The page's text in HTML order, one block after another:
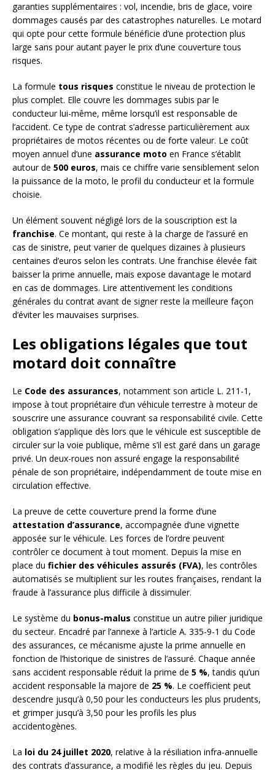
garanties supplémentaires : vol, incendie, bris de glace, voire
dommages causés par des catastrophes naturelles. Le motard
qui opte pour cette formule bénéficie d’une protection plus
large sans pour autant payer le prix d’une couverture tous
risques.
La formule tous risques constitue le niveau de protection le
plus complet. Elle couvre les dommages subis par le
conducteur lui-même, même lorsqu’il est responsable de
l’accident. Ce type de contrat s’adresse particulièrement aux
propriétaires de motos récentes ou de forte valeur. Le coût
moyen annuel d’une assurance moto en France s’établit
autour de 500 euros, mais ce chiffre varie sensiblement selon
la puissance de la moto, le profil du conducteur et la formule
choisie.
Un élément souvent négligé lors de la souscription est la
franchise. Ce montant, qui reste à la charge de l’assuré en
cas de sinistre, peut varier de quelques dizaines à plusieurs
centaines d’euros selon les contrats. Une franchise élevée fait
baisser la prime annuelle, mais expose davantage le motard
en cas de dommages. Lire attentivement les conditions
générales du contrat avant de signer reste la meilleure façon
d’éviter les mauvaises surprises.
Les obligations légales que tout
motard doit connaître
Le Code des assurances, notamment son article L. 211-1,
impose à tout propriétaire d’un véhicule terrestre à moteur de
souscrire une assurance couvrant sa responsabilité civile. Cette
obligation s’applique dès lors que le véhicule est susceptible de
circuler sur la voie publique, même s’il est garé dans un garage
privé. Un deux-roues non assuré engage la responsabilité
pénale de son propriétaire, indépendamment de toute mise en
circulation effective.
La preuve de cette couverture prend la forme d’une
attestation d’assurance, accompagnée d’une vignette
apposée sur le véhicule. Les forces de l’ordre peuvent
contrôler ce document à tout moment. Depuis la mise en
place du fichier des véhicules assurés (FVA), les contrôles
automatisés se multiplient sur les routes françaises, rendant la
fraude à l’assurance plus difficile à dissimuler.
Le système du bonus-malus constitue un autre pilier juridique
du secteur. Encadré par l’annexe à l’article A. 335-9-1 du Code
des assurances, ce mécanisme ajuste la prime annuelle en
fonction de l’historique de sinistres de l’assuré. Chaque année
sans accident responsable réduit la prime de 5 %, tandis qu’un
accident responsable la majore de 25 %. Le coefficient peut
descendre jusqu’à 0,50 pour les conducteurs les plus prudents,
et grimper jusqu’à 3,50 pour les profils les plus
accidentogènes.
La loi du 24 juillet 2020, relative à la résiliation infra-annuelle
des contrats d’assurance, a modifié les règles du jeu. Depuis